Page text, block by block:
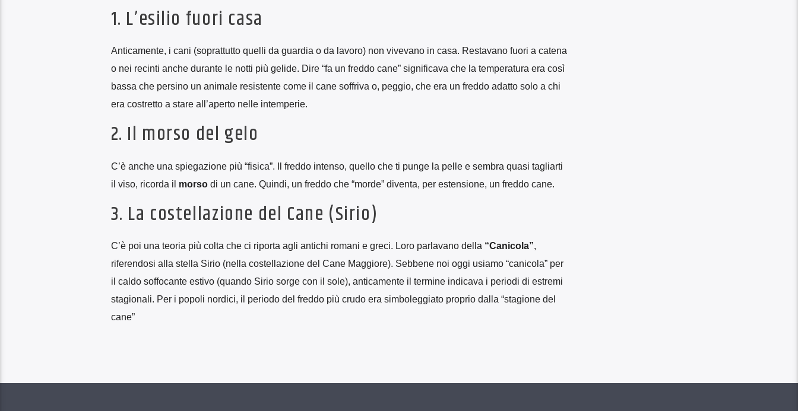
1. L’esilio fuori casa
Anticamente, i cani (soprattutto quelli da guardia o da lavoro) non vivevano in casa. Restavano fuori a catena
o nei recinti anche durante le notti più gelide. Dire “fa un freddo cane” significava che la temperatura era così
bassa che persino un animale resistente come il cane soffriva o, peggio, che era un freddo adatto solo a chi
era costretto a stare all’aperto nelle intemperie.
2. Il morso del gelo
C’è anche una spiegazione più “fisica”. Il freddo intenso, quello che ti punge la pelle e sembra quasi tagliarti
il viso, ricorda il morsodi un cane. Quindi, un freddo che “morde” diventa, per estensione, un freddo cane.
3. La costellazione del Cane (Sirio)
C’è poi una teoria più colta che ci riporta agli antichi romani e greci. Loro parlavano della “Canicola”,
riferendosi alla stella Sirio (nella costellazione del Cane Maggiore). Sebbene noi oggi usiamo “canicola” per
il caldo soffocante estivo (quando Sirio sorge con il sole), anticamente il termine indicava i periodi di estremi
stagionali. Per i popoli nordici, il periodo del freddo più crudo era simboleggiato proprio dalla “stagione del
cane”